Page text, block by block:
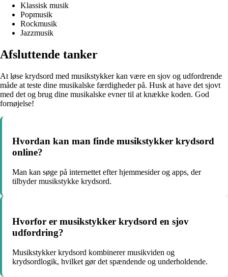
Klassisk musik
Popmusik
Rockmusik
Jazzmusik
Afsluttende tanker
At løse krydsord med musikstykker kan være en sjov og udfordrende
måde at teste dine musikalske færdigheder på. Husk at have det sjovt
med det og brug dine musikalske evner til at knække koden. God
fornøjelse!
Hvordan kan man finde musikstykker krydsord
online?
Man kan søge på internettet efter hjemmesider og apps, der
tilbyder musikstykke krydsord.
Hvorfor er musikstykker krydsord en sjov
udfordring?
Musikstykker krydsord kombinerer musikviden og
krydsordlogik, hvilket gør det spændende og underholdende.